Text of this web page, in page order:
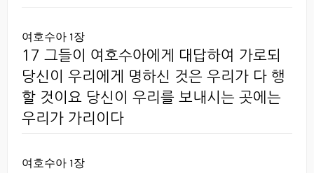
여호수아 1장
17 그들이 여호수아에게 대답하여 가로되 `
당신이 우리에게 명하신 것은 우리가 다 행
할 것이요 당신이 우리를 보내시는 곳에는
우리가 가리이다
여호수아 1장